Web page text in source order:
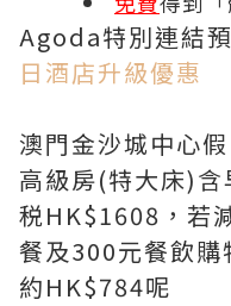
Agoda特別連結預
日酒店升級優惠
澳門金沙城中心
高級房(特大床)
税HK$1608，若
餐及300元餐飲購
約HK$784呢